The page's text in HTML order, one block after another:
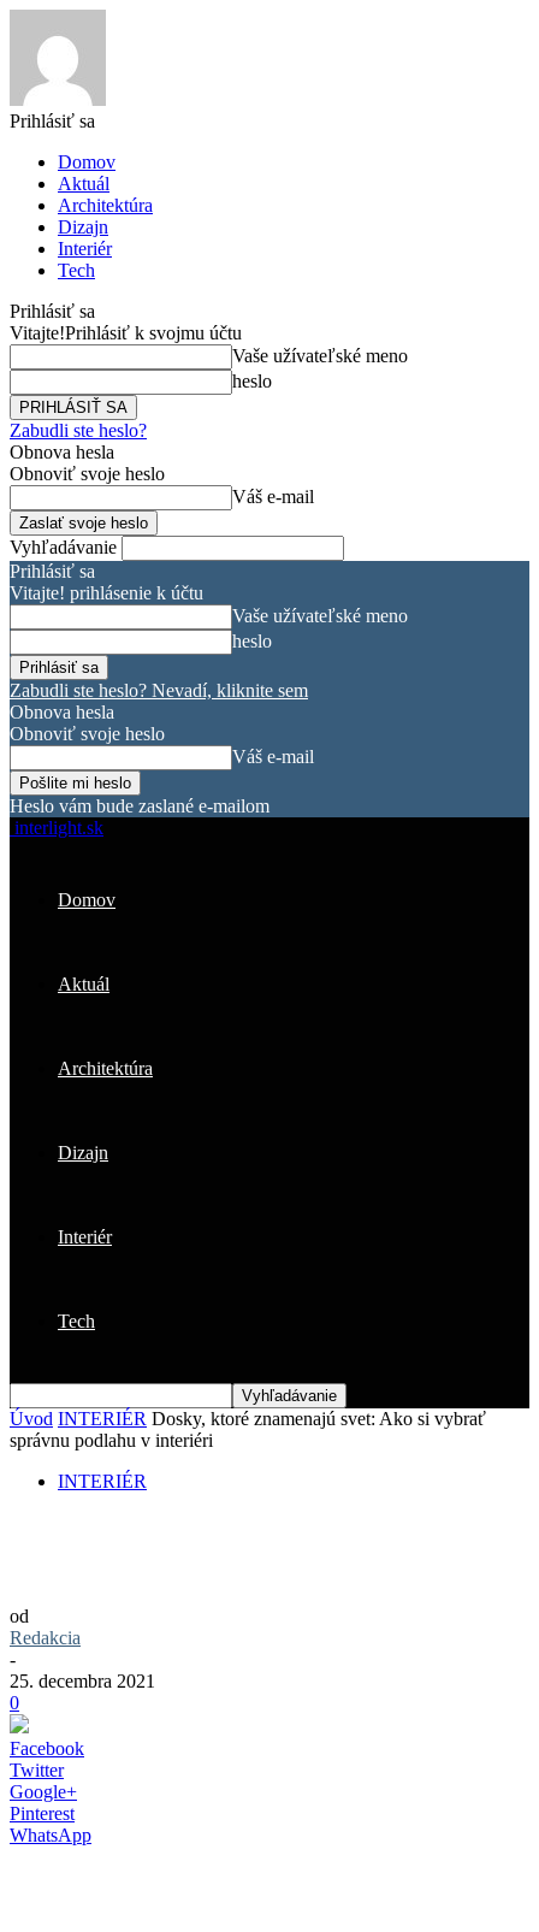
Prihlásiť sa
Domov
Aktuál
Architektúra
Dizajn
Interiér
Tech
Prihlásiť sa
Vitajte!Prihlásiť k svojmu účtu
Vaše užívateľské meno
heslo
Zabudli ste heslo?
Obnova hesla
Obnoviť svoje heslo
Váš e-mail
Vyhľadávanie
Prihlásiť sa
Vitajte! prihlásenie k účtu
Vaše užívateľské meno
heslo
Zabudli ste heslo? Nevadí, kliknite sem
Obnova hesla
Obnoviť svoje heslo
Váš e-mail
Heslo vám bude zaslané e-mailom
interlight.sk
Domov
Aktuál
Architektúra
Dizajn
Interiér
Tech
Úvod INTERIÉR Dosky, ktoré znamenajú svet: Ako si vybrať
správnu podlahu v interiéri
INTERIÉR
od
Redakcia
-
25. decembra 2021
0
Facebook
Twitter
Google+
Pinterest
WhatsApp